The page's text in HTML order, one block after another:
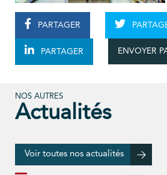
PARTAGER
PARTAGER ENVOYER
NOS AUTRES
Actualités
Voir toutes nos actualités